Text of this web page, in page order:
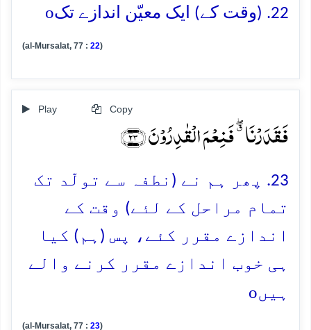
22. (وقت کے) ایک معیّن اندازے تک o
(al-Mursalat, 77 : 22)
Play Copy
فَقَدَرۡنَا ٭ۖ فَنِعۡمَ الۡقٰدِرُوۡنَ ﴿۲۳﴾
23. پھر ہم نے (نطفہ سے تولّد تک
تمام مراحل کے لئے) وقت کے
اندازے مقرر کئے، پس (ہم) کیا
ہی خوب اندازے مقرر کرنے والے
ہیںo
(al-Mursalat, 77 : 23)